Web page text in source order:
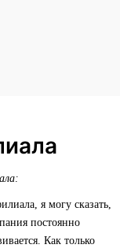
я могу сказать,
постоянно
Как только